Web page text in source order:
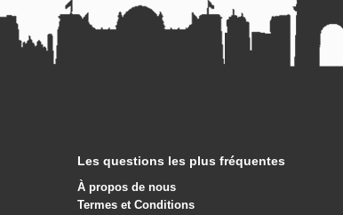
Les questions les plus fréquentes
À propos de nous
Termes et Conditions